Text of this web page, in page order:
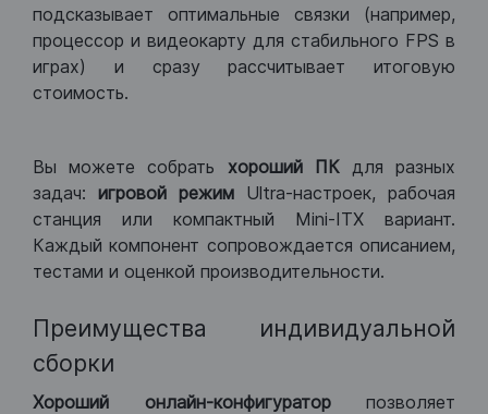
подсказывает оптимальные связки (например,
процессор и видеокарту для стабильного FPS в
играх) и сразу рассчитывает итоговую
стоимость.
Вы можете собрать хороший ПКдля разных
задач: игровой режим Ultra-настроек, рабочая
станция или компактный Mini-ITX вариант.
Каждый компонент сопровождается описанием,
тестами и оценкой производительности.
Преимущества индивидуальной
сборки
Хороший онлайн-конфигураторпозволяет